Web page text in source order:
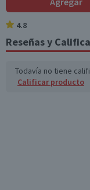
4.8
Reseñas y
Todavía no tiene
Calificar producto